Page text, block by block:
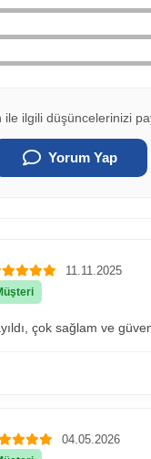
ile ilgili düşüncelerinizi
Yorum Yap
11.11.2025
çok sağlam ve
04.05.2026